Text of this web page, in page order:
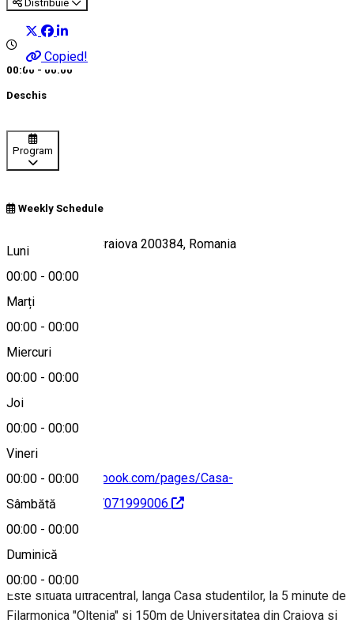
Distribuie
Copied!
00:00 - 00:00
Deschis
Program
Weekly Schedule
Luni
00:00 - 00:00
Marți
00:00 - 00:00
Miercuri
00:00 - 00:00
Joi
00:00 - 00:00
Vineri
00:00 - 00:00
Sâmbătă
00:00 - 00:00
Duminică
00:00 - 00:00
Strada Arieș 12, Craiova 200384, Romania
Hartă
https://www.facebook.com/pages/Casa-
Domnitei/180567071999006
Despre
Este situata ultracentral, langa Casa studentilor, la 5 minute de
Filarmonica "Oltenia" si 150m de Universitatea din Craiova si